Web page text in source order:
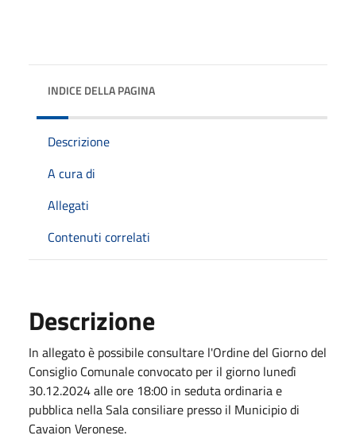
INDICE DELLA PAGINA
Descrizione
A cura di
Allegati
Contenuti correlati
Descrizione
In allegato è possibile consultare l'Ordine del Giorno del
Consiglio Comunale convocato per il giorno lunedì
30.12.2024 alle ore 18:00 in seduta ordinaria e
pubblica nella Sala consiliare presso il Municipio di
Cavaion Veronese.